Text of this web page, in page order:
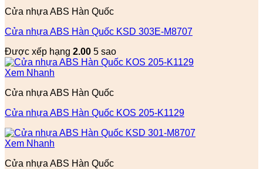
Cửa nhựa ABS Hàn Quốc
Cửa nhựa ABS Hàn Quốc KSD 303E-M8707
Được xếp hạng 2.00 5 sao
Xem Nhanh
Cửa nhựa ABS Hàn Quốc
Cửa nhựa ABS Hàn Quốc KOS 205-K1129
Xem Nhanh
Cửa nhựa ABS Hàn Quốc